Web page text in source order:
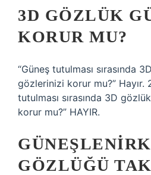
3D GÖZLÜK
KORUR MU?
“Güneş tutulması sırasında
gözlerinizi korur mu?” Hayır.
tutulması sırasında 3D
korur mu?” HAYIR.
GÖZLÜĞÜ